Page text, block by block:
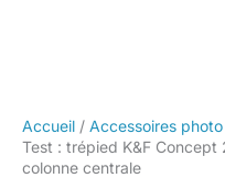
Accueil
Accessoires photo
Test : trépied K&F
colonne centrale